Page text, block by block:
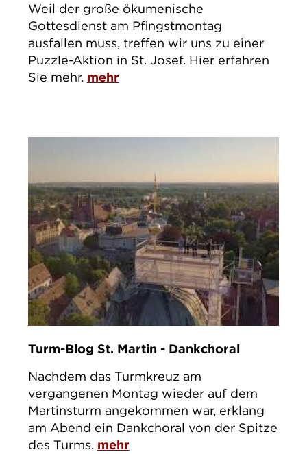
Weil der große ökumenische
Gottesdienst am Pfingstmontag
ausfallen muss, treffen wir uns zu einer
Puzzle-Aktion in St. Josef. Hier erfahren
Sie mehr. mehr
Turm-Blog St. Martin - Dankchoral
Nachdem das Turmkreuz am
vergangenen Montag wieder auf dem
Martinsturm angekommen war, erklang
am Abend ein Dankchoral von der Spitze
des Turms. mehr